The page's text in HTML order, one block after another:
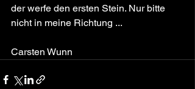
der werfe den ersten Stein. Nur bitte
nicht in meine Richtung ...
Carsten Wunn